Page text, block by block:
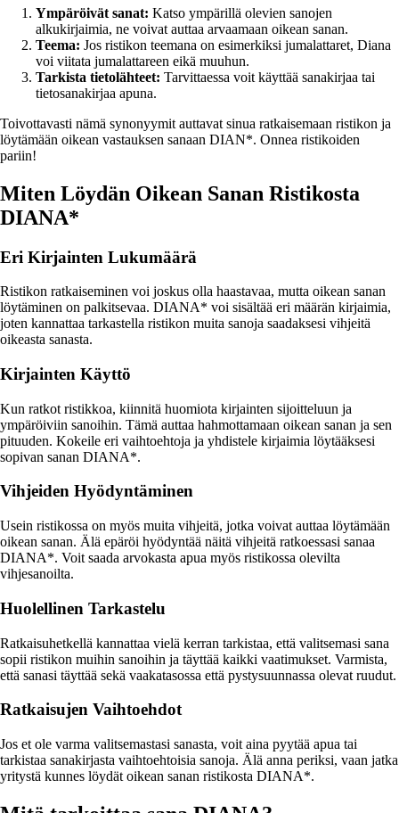
Ympäröivät sanat: Katso ympärillä olevien sanojen
alkukirjaimia, ne voivat auttaa arvaamaan oikean sanan.
Teema: Jos ristikon teemana on esimerkiksi jumalattaret, Diana
voi viitata jumalattareen eikä muuhun.
Tarkista tietolähteet: Tarvittaessa voit käyttää sanakirjaa tai
tietosanakirjaa apuna.
Toivottavasti nämä synonyymit auttavat sinua ratkaisemaan ristikon ja
löytämään oikean vastauksen sanaan DIAN*. Onnea ristikoiden
pariin!
Miten Löydän Oikean Sanan Ristikosta
DIANA*
Eri Kirjainten Lukumäärä
Ristikon ratkaiseminen voi joskus olla haastavaa, mutta oikean sanan
löytäminen on palkitsevaa. DIANA* voi sisältää eri määrän kirjaimia,
joten kannattaa tarkastella ristikon muita sanoja saadaksesi vihjeitä
oikeasta sanasta.
Kirjainten Käyttö
Kun ratkot ristikkoa, kiinnitä huomiota kirjainten sijoitteluun ja
ympäröiviin sanoihin. Tämä auttaa hahmottamaan oikean sanan ja sen
pituuden. Kokeile eri vaihtoehtoja ja yhdistele kirjaimia löytääksesi
sopivan sanan DIANA*.
Vihjeiden Hyödyntäminen
Usein ristikossa on myös muita vihjeitä, jotka voivat auttaa löytämään
oikean sanan. Älä epäröi hyödyntää näitä vihjeitä ratkoessasi sanaa
DIANA*. Voit saada arvokasta apua myös ristikossa olevilta
vihjesanoilta.
Huolellinen Tarkastelu
Ratkaisuhetkellä kannattaa vielä kerran tarkistaa, että valitsemasi sana
sopii ristikon muihin sanoihin ja täyttää kaikki vaatimukset. Varmista,
että sanasi täyttää sekä vaakatasossa että pystysuunnassa olevat ruudut.
Ratkaisujen Vaihtoehdot
Jos et ole varma valitsemastasi sanasta, voit aina pyytää apua tai
tarkistaa sanakirjasta vaihtoehtoisia sanoja. Älä anna periksi, vaan jatka
yritystä kunnes löydät oikean sanan ristikosta DIANA*.